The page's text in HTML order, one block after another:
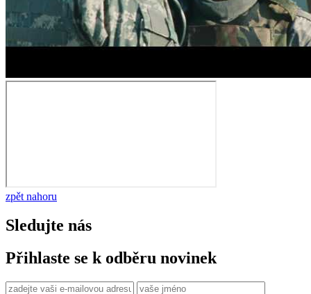
zpět nahoru
Sledujte nás
Přihlaste se k odběru novinek